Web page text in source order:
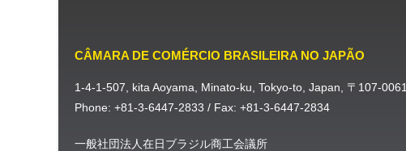
CÂMARA DE COMÉRCIO BRASILEIRA NO JAPÃO
1-4-1-507, kita Aoyama, Minato-ku, Tokyo-to, Japan, 〒107-0061
Phone: +81-3-6447-2833 / Fax: +81-3-6447-2834
一般社団法人在日ブラジル商工会議所